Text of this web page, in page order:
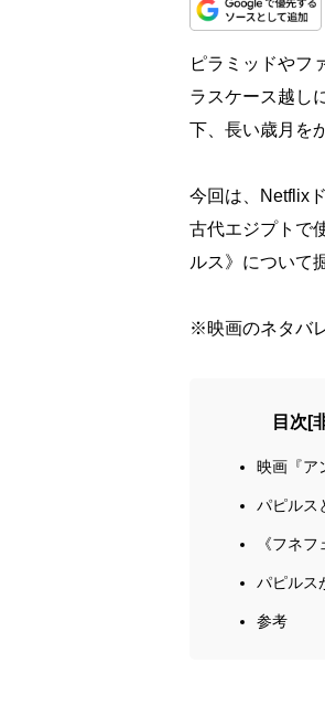
ピラミッドやフ
ラスケース越し
下、長い歳月を
今回は、Netflix
古代エジプトで
ルス》について
※映画のネタバ
目次 [
映画『ア
パピルス
《フネ
パピルス
参考